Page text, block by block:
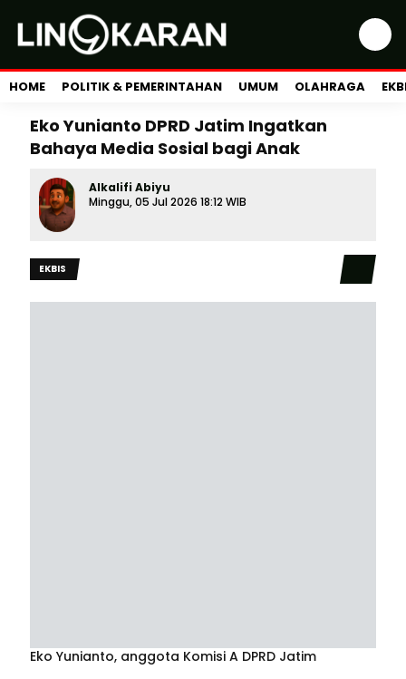
HOME POLITIK & PEMERINTAHAN UMUM OLAHRAGA
Eko Yunianto DPRD Jatim Ingatkan
Bahaya Media Sosial bagi Anak
Alkalifi Abiyu
Minggu, 05 Jul 2026 18:12 WIB
EKBIS
Eko Yunianto, anggota Komisi A DPRD Jatim